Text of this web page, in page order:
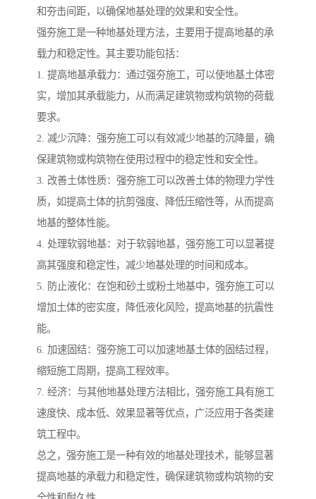
和夯击间距，以确保地基处理的效果和安全性。
强夯施工是一种地基处理方法，主要用于提高地基的承
载力和稳定性。其主要功能包括：
1. 提高地基承载力：通过强夯施工，可以使地基土体密
实，增加其承载能力，从而满足建筑物或构筑物的荷载
要求。
2. 减少沉降：强夯施工可以有效减少地基的沉降量，确
保建筑物或构筑物在使用过程中的稳定性和安全性。
3. 改善土体性质：强夯施工可以改善土体的物理力学性
质，如提高土体的抗剪强度、降低压缩性等，从而提高
地基的整体性能。
4. 处理软弱地基：对于软弱地基，强夯施工可以显著提
高其强度和稳定性，减少地基处理的时间和成本。
5. 防止液化：在饱和砂土或粉土地基中，强夯施工可以
增加土体的密实度，降低液化风险，提高地基的抗震性
能。
6. 加速固结：强夯施工可以加速地基土体的固结过程，
缩短施工周期，提高工程效率。
7. 经济：与其他地基处理方法相比，强夯施工具有施工
速度快、成本低、效果显著等优点，广泛应用于各类建
筑工程中。
总之，强夯施工是一种有效的地基处理技术，能够显著
提高地基的承载力和稳定性，确保建筑物或构筑物的安